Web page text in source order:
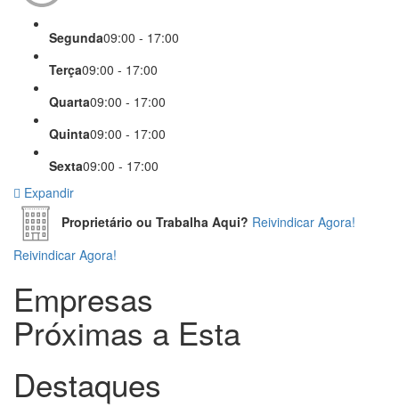
Segunda09:00 - 17:00
Terça09:00 - 17:00
Quarta09:00 - 17:00
Quinta09:00 - 17:00
Sexta09:00 - 17:00
Expandir
Proprietário ou Trabalha Aqui? Reivindicar Agora!
Reivindicar Agora!
Empresas
Próximas a Esta
Destaques